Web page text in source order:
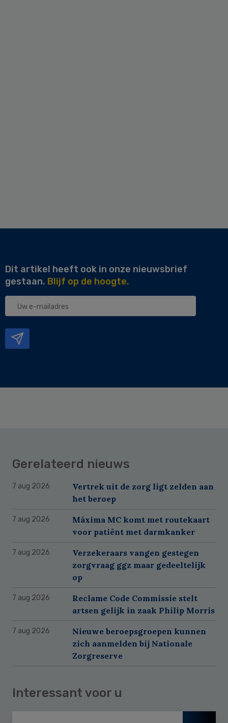
Dit artikel heeft ook in onze nieuwsbrief
gestaan. Blijf op de hoogte.
Uw
Gerelateerd nieuws
7 aug 2026
Vertrek uit de zorg ligt zelden aan
het beroep
7 aug 2026
Máxima MC komt met routekaart
voor patiënt met darmkanker
7 aug 2026
Verzekeraars vangen gestegen
zorgvraag ggz maar gedeeltelijk
op
7 aug 2026
Reclame Code Commissie stelt
artsen gelijk in zaak Philip Morris
7 aug 2026
Nieuwe beroepsgroepen kunnen
zich aanmelden bij Nationale
Zorgreserve
Interessant voor u